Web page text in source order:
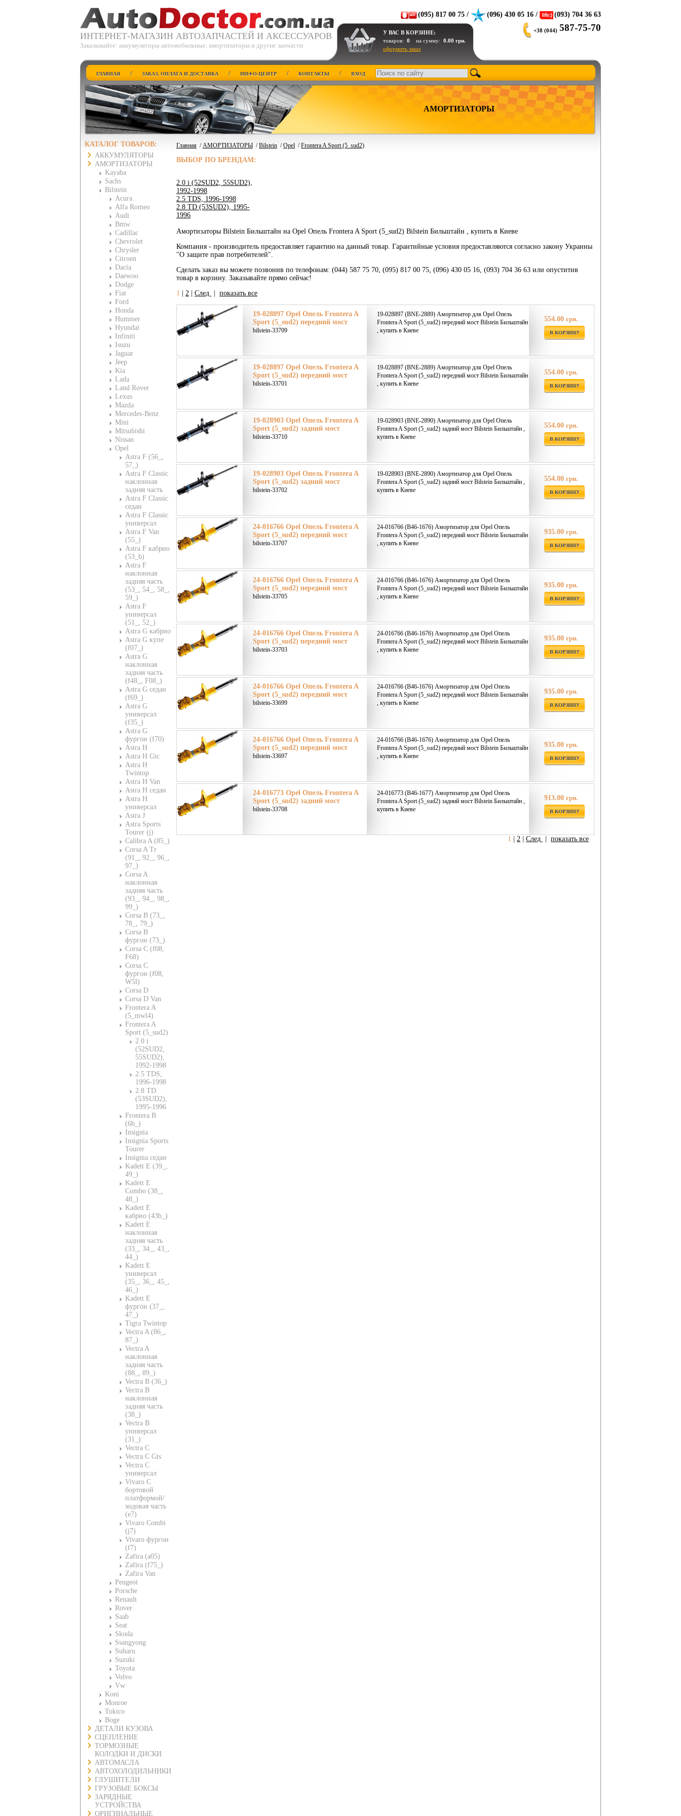
ИНТЕРНЕТ-МАГАЗИН АВТОЗАПЧАСТЕЙ И АКСЕССУАРОВ
Заказывайте: аккумуляторы автомобильные, амортизаторы и другие запчасти
(095) 817 00 75 / (096) 430 05 16 / (093) 704 36 63
У ВАС В КОРЗИНЕ:
товаров: 0 на сумму: 0.00 грн.
оформить заказ
+38 (044) 587-75-70
ГЛАВНАЯ / ЗАКАЗ, ОПЛАТА И ДОСТАВКА / ИНФО-ЦЕНТР / КОНТАКТЫ / ВХОД
АМОРТИЗАТОРЫ
КАТАЛОГ ТОВАРОВ:
АККУМУЛЯТОРЫ
АМОРТИЗАТОРЫ
Kayaba
Sachs
Bilstein
Acura
Alfa Romeo
Audi
Bmw
Cadillac
Chevrolet
Chrysler
Citroen
Dacia
Daewoo
Dodge
Fiat
Ford
Honda
Hummer
Hyundai
Infiniti
Isuzu
Jaguar
Jeep
Kia
Lada
Land Rover
Lexus
Mazda
Mercedes-Benz
Mini
Mitsubishi
Nissan
Opel
Astra F (56_,
57_)
Astra F Classic
наклонная
задняя часть
Astra F Classic
седан
Astra F Classic
универсал
Astra F Van
(55_)
Astra F кабрио
(53_b)
Astra F
наклонная
задняя часть
(53_, 54_, 58_,
59_)
Astra F
универсал
(51_, 52_)
Astra G кабрио
Astra G купе
(f07_)
Astra G
наклонная
задняя часть
(f48_, F08_)
Astra G седан
(f69_)
Astra G
универсал
(f35_)
Astra G
фургон (f70)
Astra H
Astra H Gtc
Astra H
Twintop
Astra H Van
Astra H седан
Astra H
универсал
Astra J
Astra Sports
Tourer (j)
Calibra A (85_)
Corsa A Tr
(91_, 92_, 96_,
97_)
Corsa A
наклонная
задняя часть
(93_, 94_, 98_,
99_)
Corsa B (73_,
78_, 79_)
Corsa B
фургон (73_)
Corsa C (f08,
F68)
Corsa C
фургон (f08,
W5l)
Corsa D
Corsa D Van
Frontera A
(5_mwl4)
Frontera A
Sport (5_sud2)
2.0 i
(52SUD2,
55SUD2),
1992-1998
2.5 TDS,
1996-1998
2.8 TD
(53SUD2),
1995-1996
Frontera B
(6b_)
Insignia
Insignia Sports
Tourer
Insignia седан
Kadett E (39_,
49_)
Kadett E
Combo (38_,
48_)
Kadett E
кабрио (43b_)
Kadett E
наклонная
задняя часть
(33_, 34_, 43_,
44_)
Kadett E
универсал
(35_, 36_, 45_,
46_)
Kadett E
фургон (37_,
47_)
Tigra Twintop
Vectra A (86_,
87_)
Vectra A
наклонная
задняя часть
(88_, 89_)
Vectra B (36_)
Vectra B
наклонная
задняя часть
(38_)
Vectra B
универсал
(31_)
Vectra C
Vectra C Gts
Vectra C
универсал
Vivaro C
бортовой
платформой/
ходовая часть
(e7)
Vivaro Combi
(j7)
Vivaro фургон
(f7)
Zafira (a05)
Zafira (f75_)
Zafira Van
Peugeot
Porsche
Renault
Rover
Saab
Seat
Skoda
Ssangyong
Subaru
Suzuki
Toyota
Volvo
Vw
Koni
Monroe
Tokico
Boge
ДЕТАЛИ КУЗОВА
СЦЕПЛЕНИЕ
ТОРМОЗНЫЕ
КОЛОДКИ И ДИСКИ
АВТОМАСЛА
АВТОХОЛОДИЛЬНИКИ
ГЛУШИТЕЛИ
ГРУЗОВЫЕ БОКСЫ
ЗАРЯДНЫЕ
УСТРОЙСТВА
ОРИГИНАЛЬНЫЕ
Главная /АМОРТИЗАТОРЫ /Bilstein /Opel /Frontera A Sport (5_sud2)
ВЫБОР ПО БРЕНДАМ:
2.0 i (52SUD2, 55SUD2),
1992-1998
2.5 TDS, 1996-1998
2.8 TD (53SUD2), 1995-
1996
Амортизаторы Bilstein Бильштайн на Opel Опель Frontera A Sport (5_sud2) Bilstein Бильштайн , купить в Киеве
Компания - производитель предоставляет гарантию на данный товар. Гарантийные условия предоставляются согласно закону Украины
"О защите прав потребителей".
Сделать заказ вы можете позвонив по телефонам: (044) 587 75 70, (095) 817 00 75, (096) 430 05 16, (093) 704 36 63 или опуститив
товар в корзину. Заказывайте прямо сейчас!
1
2 След показать все
19-028897 Opel Опель Frontera A
Sport (5_sud2) передний мост
bilstein-33709
19-028897 (BNE-2889) Амортизатор для Opel Опель
Frontera A Sport (5_sud2) передний мост Bilstein Бильштайн
, купить в Киеве
554.00 грн.
В КОРЗИНУ
19-028897 Opel Опель Frontera A
Sport (5_sud2) передний мост
bilstein-33701
19-028897 (BNE-2889) Амортизатор для Opel Опель
Frontera A Sport (5_sud2) передний мост Bilstein Бильштайн
, купить в Киеве
554.00 грн.
В КОРЗИНУ
19-028903 Opel Опель Frontera A
Sport (5_sud2) задний мост
bilstein-33710
19-028903 (BNE-2890) Амортизатор для Opel Опель
Frontera A Sport (5_sud2) задний мост Bilstein Бильштайн ,
купить в Киеве
554.00 грн.
В КОРЗИНУ
19-028903 Opel Опель Frontera A
Sport (5_sud2) задний мост
bilstein-33702
19-028903 (BNE-2890) Амортизатор для Opel Опель
Frontera A Sport (5_sud2) задний мост Bilstein Бильштайн ,
купить в Киеве
554.00 грн.
В КОРЗИНУ
24-016766 Opel Опель Frontera A
Sport (5_sud2) передний мост
bilstein-33707
24-016766 (B46-1676) Амортизатор для Opel Опель
Frontera A Sport (5_sud2) передний мост Bilstein Бильштайн
, купить в Киеве
935.00 грн.
В КОРЗИНУ
24-016766 Opel Опель Frontera A
Sport (5_sud2) передний мост
bilstein-33705
24-016766 (B46-1676) Амортизатор для Opel Опель
Frontera A Sport (5_sud2) передний мост Bilstein Бильштайн
, купить в Киеве
935.00 грн.
В КОРЗИНУ
24-016766 Opel Опель Frontera A
Sport (5_sud2) передний мост
bilstein-33703
24-016766 (B46-1676) Амортизатор для Opel Опель
Frontera A Sport (5_sud2) передний мост Bilstein Бильштайн
, купить в Киеве
935.00 грн.
В КОРЗИНУ
24-016766 Opel Опель Frontera A
Sport (5_sud2) передний мост
bilstein-33699
24-016766 (B46-1676) Амортизатор для Opel Опель
Frontera A Sport (5_sud2) передний мост Bilstein Бильштайн
, купить в Киеве
935.00 грн.
В КОРЗИНУ
24-016766 Opel Опель Frontera A
Sport (5_sud2) передний мост
bilstein-33697
24-016766 (B46-1676) Амортизатор для Opel Опель
Frontera A Sport (5_sud2) передний мост Bilstein Бильштайн
, купить в Киеве
935.00 грн.
В КОРЗИНУ
24-016773 Opel Опель Frontera A
Sport (5_sud2) задний мост
bilstein-33708
24-016773 (B46-1677) Амортизатор для Opel Опель
Frontera A Sport (5_sud2) задний мост Bilstein Бильштайн ,
купить в Киеве
913.00 грн.
В КОРЗИНУ
1 2 След показать все